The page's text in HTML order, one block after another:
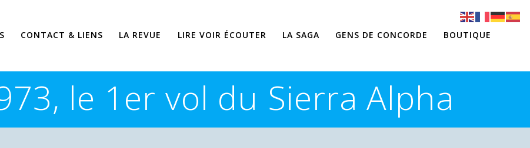
CONTACT & LIENS LA REVUE LIRE VOIR ÉCOUTER LA SAGA GENS DE CONCORDE BOUTIQUE
le 1er vol du Sierra Alpha